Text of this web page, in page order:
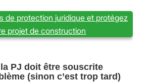
de protection juridique et protégez
projet de construction
PJ doit être souscrite
(sinon c’est trop tard)